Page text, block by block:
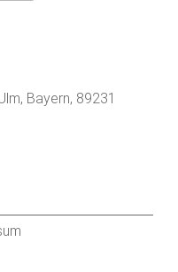
Bayern, 89231